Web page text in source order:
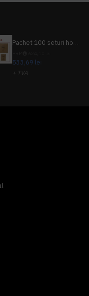
Pachet 100 seturi hoteliere, set dentar, set barbierit, casca de dus, pila unghii, set cusut
533,69 lei
+ TVA